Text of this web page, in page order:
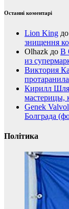
Останні коментарі
Lion King до
знищення
Olhazk до В
из
Виктория
Кирилл
мастерицы,
Genek
Болграда
Політика